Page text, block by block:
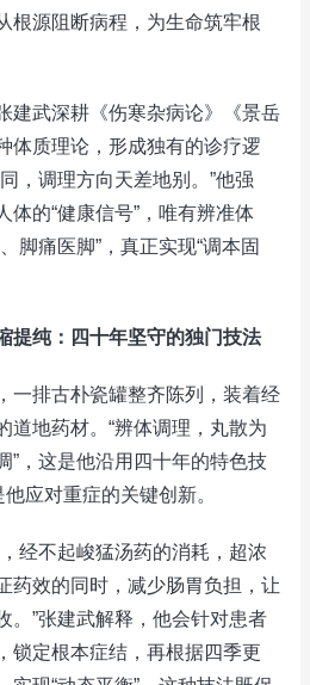
根源阻断病程，为生命筑牢根
武深耕《伤寒杂病论》《景岳
体质理论，形成独有的诊疗逻
，调理方向天差地别。”他强
体的“健康信号”，唯有辨准体
脚痛医脚”，真正实现“调本固
提纯：四十年坚守的独门技法
排古朴瓷罐整齐陈列，装着经
道地药材。“辨体调理，丸散为
”，这是他沿用四十年的特色技
应对重症的关键创新。
不起峻猛汤药的消耗，超浓
药效的同时，减少肠胃负担，让
。”张建武解释，他会针对患者
锁定根本症结，再根据四季更